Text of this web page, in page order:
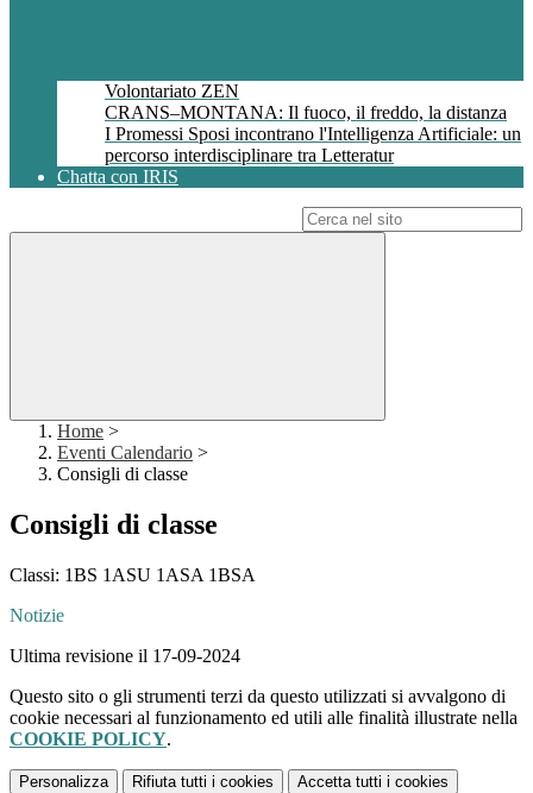
Volontariato ZEN
CRANS–MONTANA: Il fuoco, il freddo, la distanza
I Promessi Sposi incontrano l'Intelligenza Artificiale: un
percorso interdisciplinare tra Letteratur
Chatta con IRIS
Home >
Eventi Calendario >
Consigli di classe
Consigli di classe
Classi: 1BS 1ASU 1ASA 1BSA
Notizie
Ultima revisione il 17-09-2024
Questo sito o gli strumenti terzi da questo utilizzati si avvalgono di
cookie necessari al funzionamento ed utili alle finalità illustrate nella
COOKIE POLICY.
Personalizza Rifiuta tutti i cookies Accetta tutti i cookies